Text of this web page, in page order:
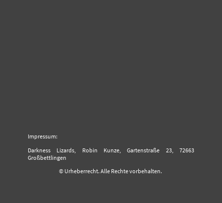
Impressum:
Darkness Lizards, Robin Kunze, Gartenstraße 23, 72663
Großbettlingen
© Urheberrecht. Alle Rechte vorbehalten.